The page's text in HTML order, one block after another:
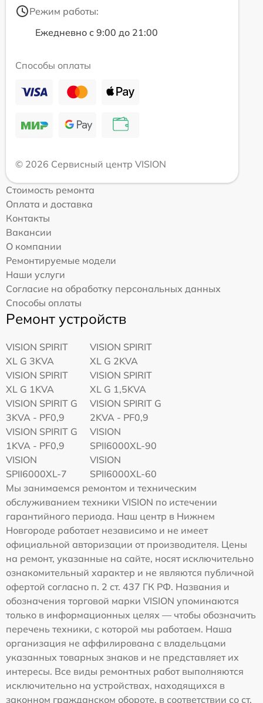
Режим работы:
Ежедневно с 9:00 до 21:00
Способы оплаты
© 2026 Сервисный центр VISION
Стоимость ремонта
Оплата и доставка
Контакты
Вакансии
О компании
Ремонтируемые модели
Наши услуги
Согласие на обработку персональных данных
Способы оплаты
Ремонт устройств
VISION SPIRIT
XL G 3KVA
VISION SPIRIT
XL G 2KVA
VISION SPIRIT
XL G 1KVA
VISION SPIRIT
XL G 1,5KVA
VISION SPIRIT G
3KVA - PF0,9
VISION SPIRIT G
2KVA - PF0,9
VISION SPIRIT G
1KVA - PF0,9
VISION
SPII6000XL-90
VISION
SPII6000XL-7
VISION
SPII6000XL-60
Мы занимаемся ремонтом и техническим
обслуживанием техники VISION по истечении
гарантийного периода. Наш центр в Нижнем
Новгороде работает независимо и не имеет
официальной авторизации от производителя. Цены
на ремонт, указанные на сайте, носят исключительно
ознакомительный характер и не являются публичной
офертой согласно п. 2 ст. 437 ГК РФ. Названия и
обозначения торговой марки VISION упоминаются
только в информационных целях — чтобы обозначить
перечень техники, с которой мы работаем. Наша
организация не аффилирована с владельцами
указанных товарных знаков и не представляет их
интересы. Все виды ремонтных работ выполняются
исключительно на устройствах, находящихся в
законном гражданском обороте, в соответствии со ст.